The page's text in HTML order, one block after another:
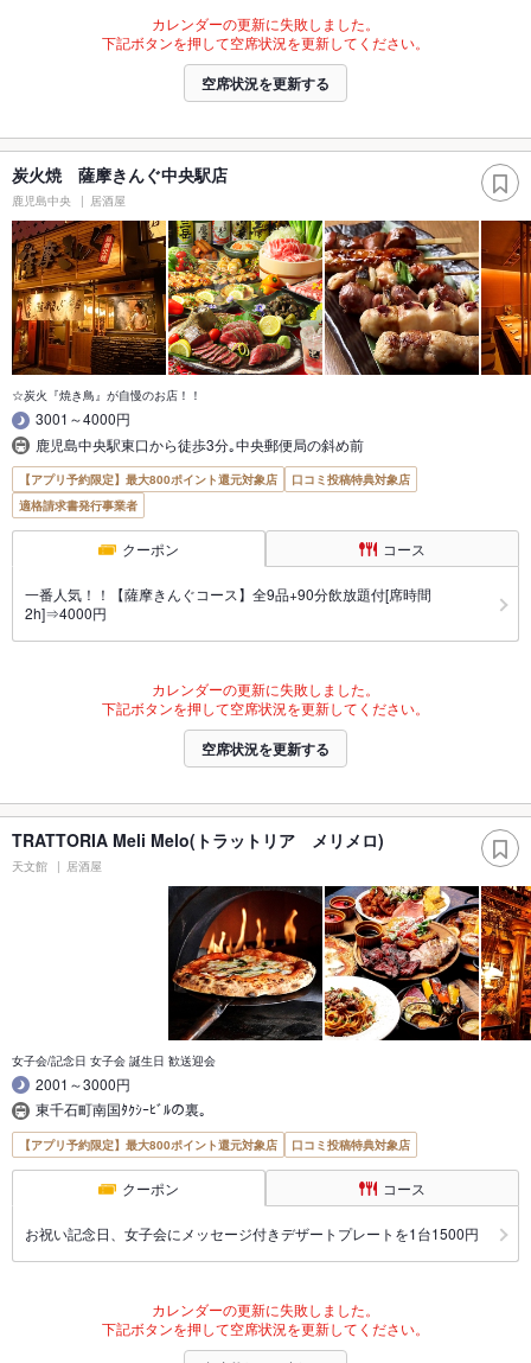
カレンダーの更新に失敗しました。
下記ボタンを押して空席状況を更新してください。
空席状況を更新する
炭火焼 薩摩きんぐ中央駅店
鹿児島中央 居酒屋
☆炭火『焼き鳥』が自慢のお店！！
3001～4000円
鹿児島中央駅東口から徒歩3分｡中央郵便局の斜め前
【アプリ予約限定】最大800ポイント還元対象店
口コミ投稿特典対象店
適格請求書発行事業者
クーポン コース
一番人気！！【薩摩きんぐコース】全9品+90分飲放題付[席時間
2h]⇒4000円
カレンダーの更新に失敗しました。
下記ボタンを押して空席状況を更新してください。
空席状況を更新する
TRATTORIA Meli Melo(トラットリア メリメロ)
天文館 居酒屋
女子会/記念日 女子会 誕生日 歓送迎会
2001～3000円
東千石町南国ﾀｸｼｰﾋﾞﾙの裏｡
【アプリ予約限定】最大800ポイント還元対象店 口コミ投稿特典対象店
クーポン コース
お祝い記念日、女子会にメッセージ付きデザートプレートを1台1500円
カレンダーの更新に失敗しました。
下記ボタンを押して空席状況を更新してください。